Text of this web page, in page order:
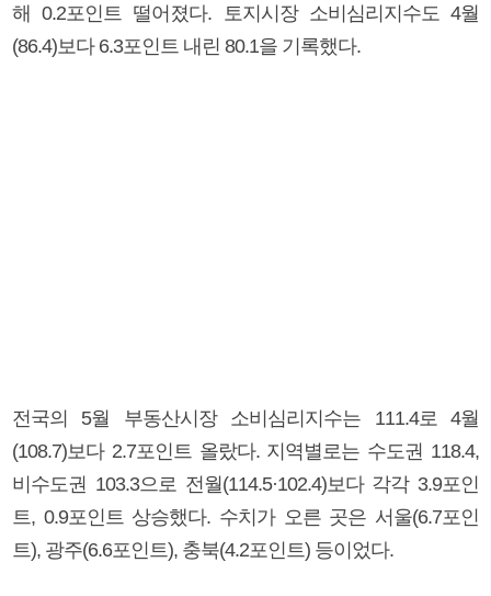
해 0.2포인트 떨어졌다. 토지시장 소비심리지수도 4월
(86.4)보다 6.3포인트 내린 80.1을 기록했다.
전국의 5월 부동산시장 소비심리지수는 111.4로 4월
(108.7)보다 2.7포인트 올랐다. 지역별로는 수도권 118.4,
비수도권 103.3으로 전월(114.5·102.4)보다 각각 3.9포인
트, 0.9포인트 상승했다. 수치가 오른 곳은 서울(6.7포인
트), 광주(6.6포인트), 충북(4.2포인트) 등이었다.